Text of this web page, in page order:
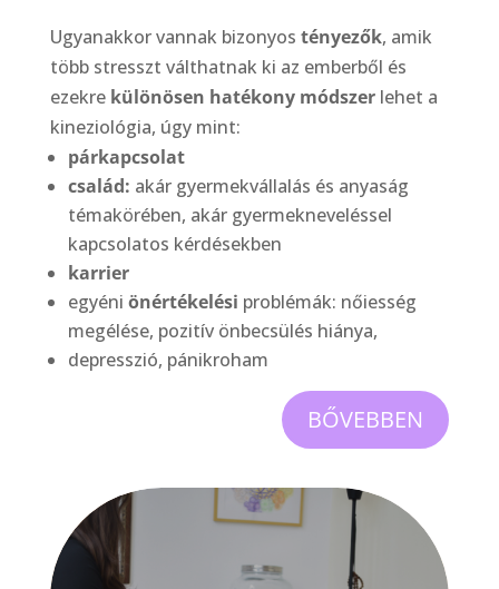
Ugyanakkor vannak bizonyos tényezők, amik
több stresszt válthatnak ki az emberből és
ezekre különösen hatékony módszerlehet a
kineziológia, úgy mint:
párkapcsolat
család: akár gyermekvállalás és anyaság
témakörében, akár gyermekneveléssel
kapcsolatos kérdésekben
karrier
egyéni önértékelési problémák: nőiesség
megélése, pozitív önbecsülés hiánya,
depresszió, pánikroham
BŐVEBBEN